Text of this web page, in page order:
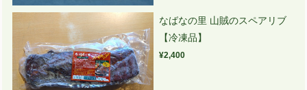
なばなの里 山賊のスペアリブ
【冷凍品】
¥2,400